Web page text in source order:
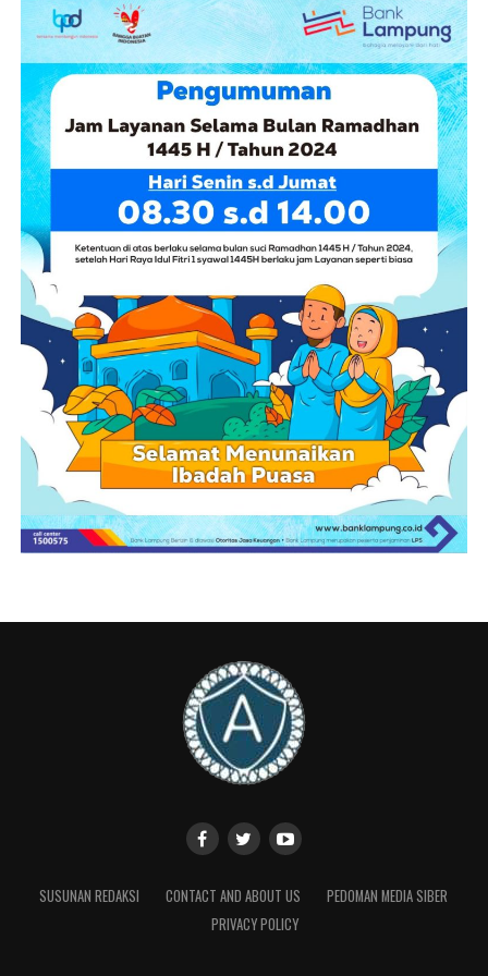
akselerasi pembangunan PSEL Lampung Raya yang
direncanakan mulai beroperasi penuh pada kuartal
keempat tahun 2028.
Sebagai langkah konkret, Pemprov Lampung akan
melakukan intervensi anggaran melalui perubahan
APBD untuk memastikan pematangan lahan dapat
segera dilakukan. Selain itu, pengerjaan akses jalan
sepanjang 1,7 kilometer menuju lokasi proyek
ditargetkan dapat segera dimulai konstruksinya pada
awal tahun depan.
Pihak Danantara selaku pendamping proyek
menekankan bahwa target groundbreaking pada
Desember 2026 merupakan prasyarat mutlak untuk
mencapai target operasional. Untuk mendukung hal
tersebut, penyediaan lahan dan perbaikan akses jalan
menjadi poin krusial yang harus diselesaikan pihak
pemerintah daerah dalam beberapa bulan ke depan.
Terkait pasokan bahan baku sampah, pemerintah daerah
telah memetakan sistem rantai pasok dari
Lingkungan Hidup untuk mengatur pola pengangkutan
agar target pasokan sampah sebanyak 1.168 ton per
hari dapat terpenuhi secara berkelanjutan.
Dalam rapat tersebut juga disepakati bahwa Perjanjian
Kerja Sama (PKS) antara badan usaha pemenang proyek
dan pemerintah daerah akan segera difinalisasi.
Dokumen kerja sama ini akan disesuaikan dengan
operasional proyek, sesuai dengan standar yang
SUSUNAN REDAKSI CONTACT AND ABOUT US
PEDOMAN MEDIA SIBER
PRIVACY POLICY